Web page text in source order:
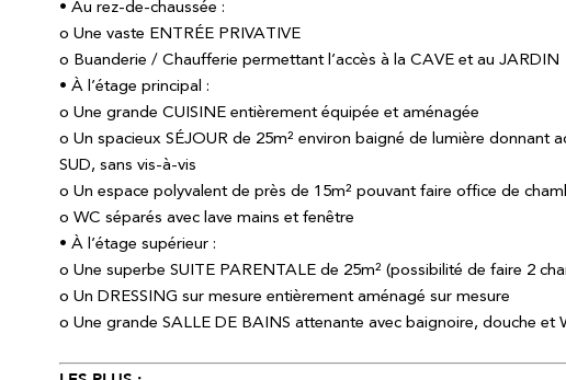
• Au rez-de-chaussée :
o Une vaste ENTRÉE PRIVATIVE
o Buanderie / Chaufferie permettant l’accès à la CAVE et au JARDIN
• À l’étage principal :
o Une grande CUISINE entièrement équipée et aménagée
o Un spacieux SÉJOUR de 25m² environ baigné de lumière donnant
SUD, sans vis-à-vis
o Un espace polyvalent de près de 15m² pouvant faire office de
o WC séparés avec lave mains et fenêtre
• À l’étage supérieur :
o Une superbe SUITE PARENTALE de 25m² (possibilité de faire 2
o Un DRESSING sur mesure entièrement aménagé sur mesure
o Une grande SALLE DE BAINS attenante avec baignoire, douche et